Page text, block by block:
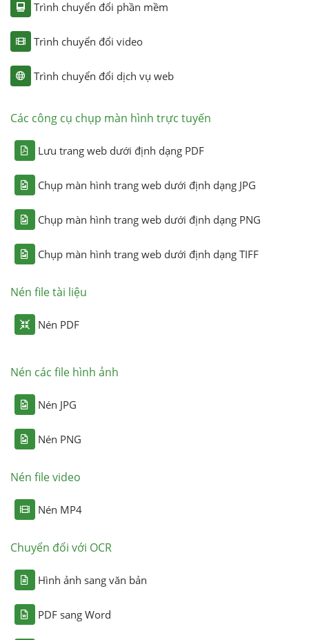
Trình chuyển đổi phần mềm
Trình chuyển đổi video
Trình chuyển đổi dịch vụ web
Các công cụ chụp màn hình trực tuyến
Lưu trang web dưới định dạng PDF
Chụp màn hình trang web dưới định dạng JPG
Chụp màn hình trang web dưới định dạng PNG
Chụp màn hình trang web dưới định dạng TIFF
Nén file tài liệu
Nén PDF
Nén các file hình ảnh
Nén JPG
Nén PNG
Nén file video
Nén MP4
Chuyển đổi với OCR
Hình ảnh sang văn bản
PDF sang Word